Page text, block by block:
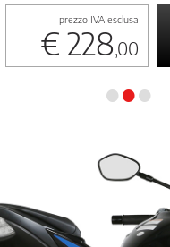
prezzo IVA esclusa
€ 228,00
•••